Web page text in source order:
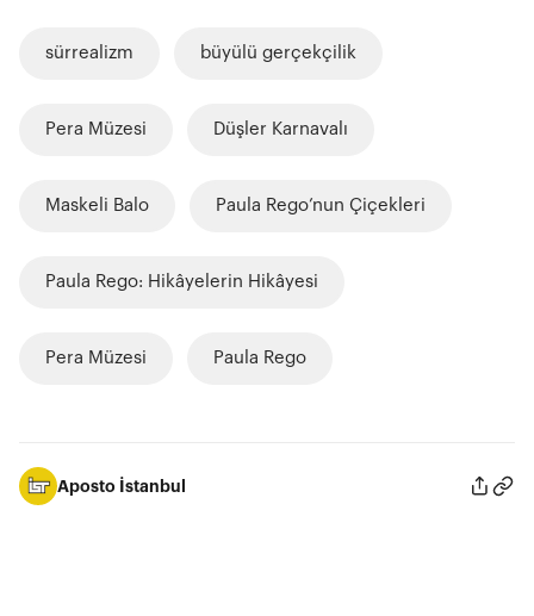
sürrealizm büyülü gerçekçilik
Pera Müzesi Düşler Karnavalı
Maskeli Balo Paula Rego’nun Çiçekleri
Paula Rego: Hikâyelerin Hikâyesi
Pera Müzesi Paula Rego
Aposto İstanbul